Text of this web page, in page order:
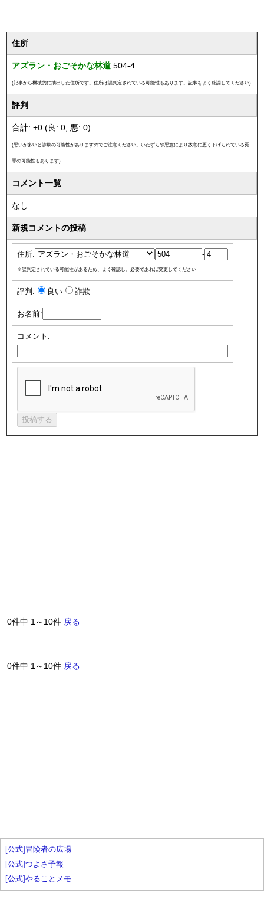
住所
アズラン・おごそかな林道 504-4
(記事から機械的に抽出した住所です。住所は誤判定されている可能性もあります。記事をよく確認してください)
評判
合計: +0 (良: 0, 悪: 0)
(悪いが多いと詐欺の可能性がありますのでご注意ください。いたずらや悪意により故意に悪く下げられている冤
罪の可能性もあります)
コメント一覧
なし
新規コメントの投稿
住所: -
※誤判定されている可能性があるため、よく確認し、必要であれば変更してください
評判: 良い 詐欺
お名前:
コメント:
0件中 1～10件 戻る
0件中 1～10件 戻る
[公式]冒険者の広場
[公式]つよさ予報
[公式]やることメモ